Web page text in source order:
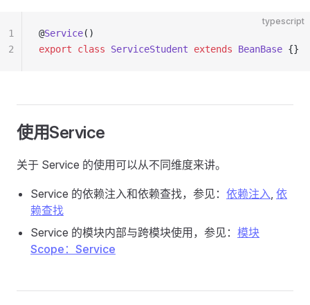
typescript
@Service()
export class ServiceStudent extends BeanBase {}
1
2
使用Service
关于 Service 的使用可以从不同维度来讲。
Service 的依赖注入和依赖查找，参见： 依赖注入, 依
赖查找
Service 的模块内部与跨模块使用，参见： 模块
Scope：Service